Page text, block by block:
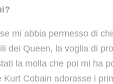
mi abbia permesso di
dei Queen, la voglia di
la molla che poi mi ha
Cobain adorasse i